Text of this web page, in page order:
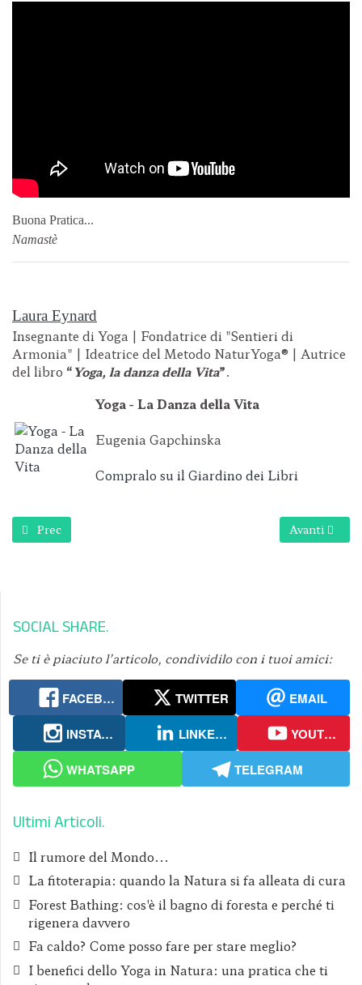
Buona Pratica...
Namastè
Laura Eynard
Insegnante di Yoga | Fondatrice di "Sentieri di
Armonia" | Ideatrice del Metodo NaturYoga® | Autrice
del libro “Yoga, la danza della Vita”.
Yoga - La Danza della Vita
Eugenia Gapchinska
Compralo su il Giardino dei Libri
Articolo precedente: Rimani nella fiducia...
Prec Articolo
Avanti
SOCIAL SHARE
Se ti è piaciuto l’articolo, condividilo con i tuoi amici:
FACEBOOK TWITTER
EMAIL
INSTAGRAM
LINKEDIN
YOUTUBE
WHATSAPP
TELEGRAM
Ultimi Articoli
Il rumore del Mondo...
La fitoterapia: quando la Natura si fa alleata di cura
Forest Bathing: cos'è il bagno di foresta e perché ti
rigenera davvero
Fa caldo? Come posso fare per stare meglio?
I benefici dello Yoga in Natura: una pratica che ti